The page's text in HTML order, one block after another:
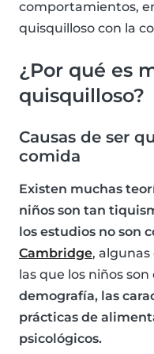
comportamientos,
quisquilloso con la
¿Por qué es
quisquilloso?
Causas de ser
comida
Existen muchas
niños son tan
los estudios no son
Cambridge, algunas
las que los niños
demografía, las
prácticas de
psicológicos.